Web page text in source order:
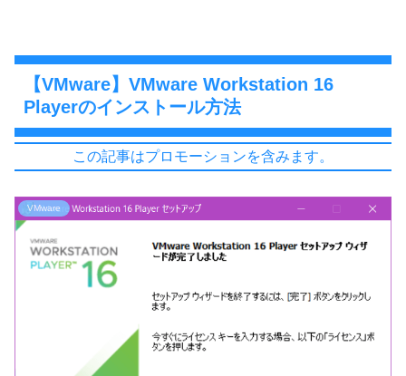
【VMware】VMware Workstation 16
Playerのインストール方法
この記事はプロモーションを含みます。
VMware